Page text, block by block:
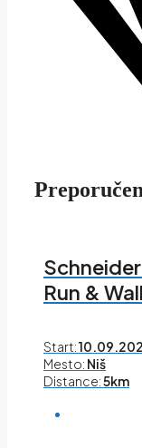
Run &
Start:
Mesto: Niš
Distance:5km